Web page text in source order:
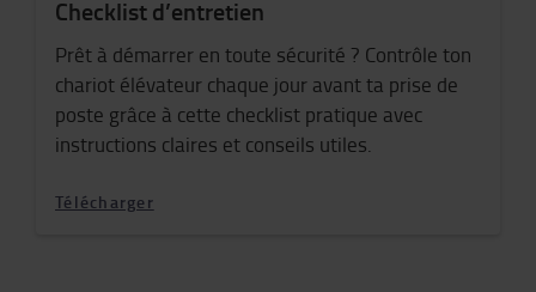
Checklist d’entretien
Prêt à démarrer en toute sécurité ? Contrôle ton
chariot élévateur chaque jour avant ta prise de
poste grâce à cette checklist pratique avec
instructions claires et conseils utiles.
Télécharger